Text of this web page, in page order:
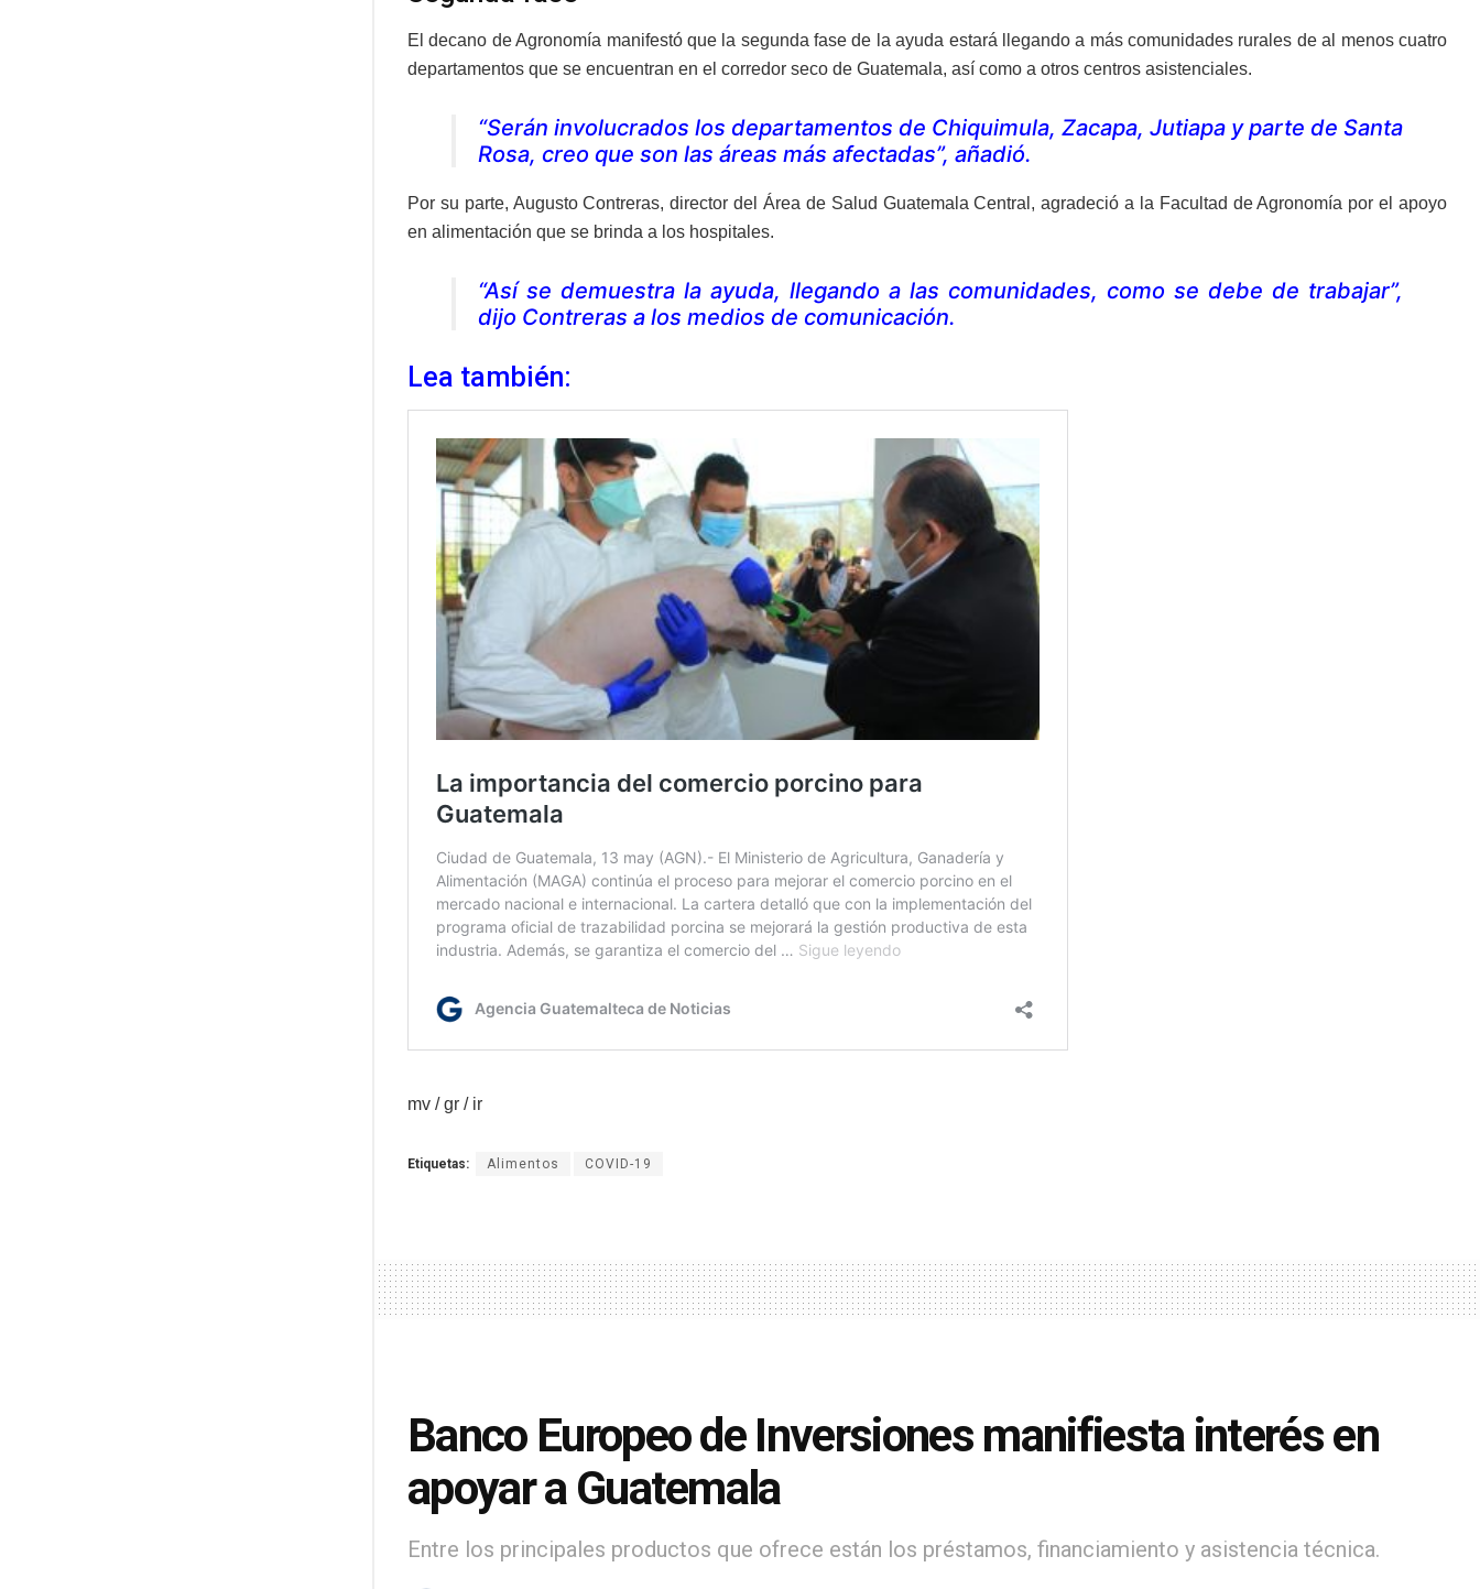
El decano de Agronomía manifestó que la segunda fase de la ayuda estará llegando a más comunidades rurales de al menos cuatro
departamentos que se encuentran en el corredor seco de Guatemala, así como a otros centros asistenciales.
“Serán involucrados los departamentos de Chiquimula, Zacapa, Jutiapa y parte de Santa
Rosa, creo que son las áreas más afectadas”, añadió.
Por su parte, Augusto Contreras, director del Área de Salud Guatemala Central, agradeció a la Facultad de Agronomía por el apoyo
en alimentación que se brinda a los hospitales.
“Así se demuestra la ayuda, llegando a las comunidades, como se debe de trabajar”,
dijo Contreras a los medios de comunicación.
Lea también:
mv / gr / ir
Etiquetas: Alimentos COVID-19
Banco Europeo de Inversiones manifiesta interés en
apoyar a Guatemala
Entre los principales productos que ofrece están los préstamos, financiamiento y asistencia técnica.